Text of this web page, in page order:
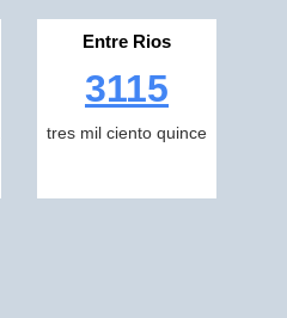
Entre Rios
3115
tres mil ciento quince